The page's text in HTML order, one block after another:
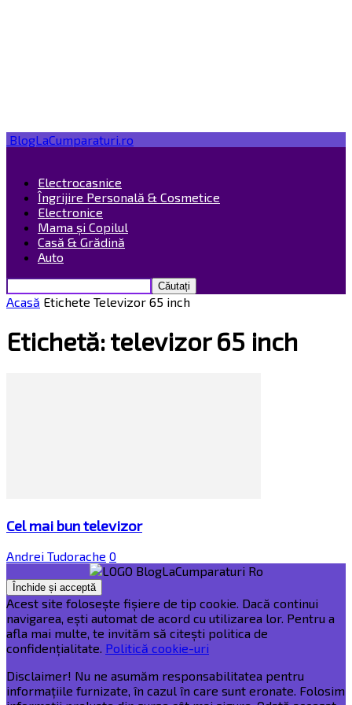
BlogLaCumparaturi.ro
Electrocasnice
Îngrijire Personală & Cosmetice
Electronice
Mama și Copilul
Casă & Grădină
Auto
Acasă Etichete Televizor 65 inch
Etichetă: televizor 65 inch
Cel mai bun televizor
Andrei Tudorache 0
Acest site folosește fișiere de tip cookie. Dacă continui
navigarea, ești automat de acord cu utilizarea lor. Pentru a
afla mai multe, te invităm să citești politica de
confidențialitate. Politică cookie-uri
Disclaimer! Nu ne asumăm responsabilitatea pentru
informațiile furnizate, în cazul în care sunt eronate. Folosim